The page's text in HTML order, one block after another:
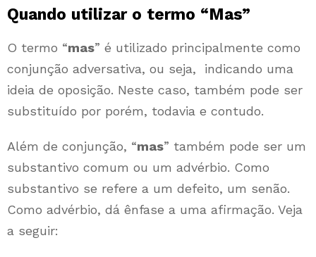
Quando utilizar o termo “Mas”
O termo “mas” é utilizado principalmente como
conjunção adversativa, ou seja, indicando uma
ideia de oposição. Neste caso, também pode ser
substituído por porém, todavia e contudo.
Além de conjunção, “mas” também pode ser um
substantivo comum ou um advérbio. Como
substantivo se refere a um defeito, um senão.
Como advérbio, dá ênfase a uma afirmação. Veja
a seguir: